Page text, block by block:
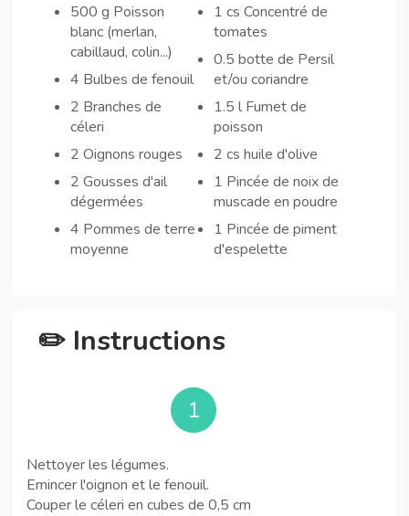
500 g Poisson
blanc (merlan,
cabillaud, colin...)
4 Bulbes de fenouil
2 Branches de
céleri
2 Oignons rouges
2 Gousses d'ail
dégermées
4 Pommes de terre
moyenne
1 cs Concentré de
tomates
0.5 botte de Persil
et/ou coriandre
1.5 l Fumet de
poisson
2 cs huile d'olive
1 Pincée de noix de
muscade en poudre
1 Pincée de piment
d'espelette
✏️ Instructions
1
Nettoyer les légumes.
Emincer l'oignon et le fenouil.
Couper le céleri en cubes de 0,5 cm